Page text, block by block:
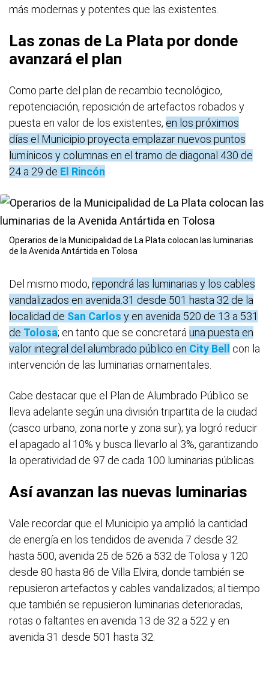
más modernas y potentes que las existentes.
Las zonas de La Plata por donde
avanzará el plan
Como parte del plan de recambio tecnológico,
repotenciación, reposición de artefactos robados y
puesta en valor de los existentes, en los próximos
días el Municipio proyecta emplazar nuevos puntos
lumínicos y columnas en el tramo de diagonal 430 de
24 a 29 de El Rincón
Operarios de la Municipalidad de La Plata colocan las luminarias
de la Avenida Antártida en Tolosa
Del mismo modo, repondrá las luminarias y los cables
vandalizados en avenida.31 desde 501 hasta 32 de la
localidad de San Carlos y en avenida 520 de 13 a 531
de Tolosa; en tanto que se concretará una puesta en
valor integral del alumbrado público en City Bell
con la
intervención de las luminarias ornamentales.
Cabe destacar que el Plan de Alumbrado Público se
lleva adelante según una división tripartita de la ciudad
(casco urbano, zona norte y zona sur); ya logró reducir
el apagado al 10% y busca llevarlo al 3%, garantizando
la operatividad de 97 de cada 100 luminarias públicas.
Así avanzan las nuevas luminarias
Vale recordar que el Municipio ya amplió la cantidad
de energía en los tendidos de avenida 7 desde 32
hasta 500, avenida 25 de 526 a 532 de Tolosa y 120
desde 80 hasta 86 de Villa Elvira, donde también se
repusieron artefactos y cables vandalizados; al tiempo
que también se repusieron luminarias deterioradas,
rotas o faltantes en avenida 13 de 32 a 522 y en
avenida 31 desde 501 hasta 32.